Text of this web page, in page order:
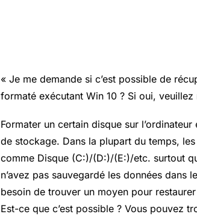
« Je me demande si c’est possible de
formaté exécutant Win 10 ? Si oui,
Formater un certain disque sur
de stockage. Dans la plupart du temps,
comme Disque (C:)/(D:)/(E:)/etc. surtout
n’avez pas sauvegardé les données dans le
besoin de trouver un moyen pour
Est-ce que c’est possible ? Vous pouvez